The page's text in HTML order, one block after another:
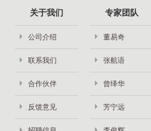
关于我们
公司介绍
联系我们
合作伙伴
反馈意见
专家团队
董易奇
张航语
曾绎华
芳宁远